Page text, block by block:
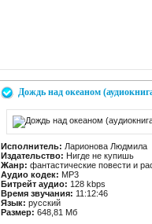
Дождь над океаном
Исполнитель: Ларионова Людмила
Издательство: Нигде не купишь
Жанр: фантастические повести и
Аудио кодек: MP3
Битрейт аудио: 128 kbps
Время звучания: 11:12:46
Язык: русский
Размер: 648,81 Мб